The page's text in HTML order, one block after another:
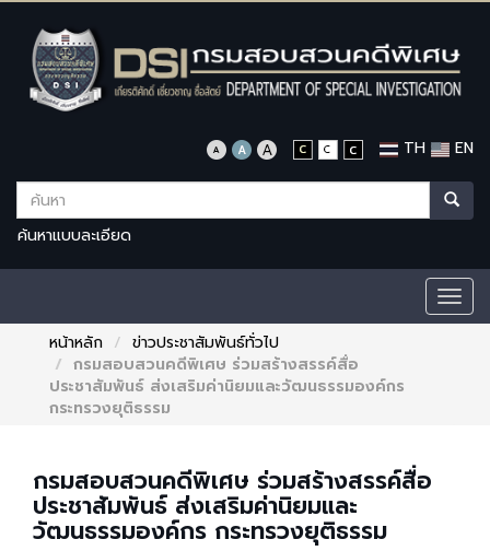
TH EN
ค้นหาแบบละเอียด
หน้าหลัก
ข่าวประชาสัมพันธ์ทั่วไป
กรมสอบสวนคดีพิเศษ ร่วมสร้างสรรค์​สื่อ
ประชาสัมพันธ์ ส่งเสริมค่านิยมและวัฒนธรรมองค์กร
กระทรวงยุติธรรม
กรมสอบสวนคดีพิเศษ ร่วมสร้างสรรค์​สื่อ
ประชาสัมพันธ์ ส่งเสริมค่านิยมและ
วัฒนธรรมองค์กร กระทรวงยุติธรรม